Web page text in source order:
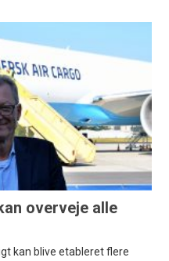
overveje alle
kan blive etableret flere